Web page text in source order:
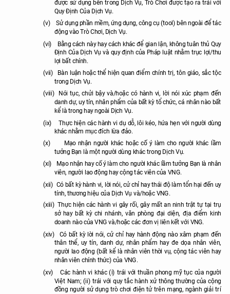
được sử dụng bên trong Dịch Vụ, Trò Chơiđược tạo ra trái với
Quy Định Của Dịch Vụ.
(v)
Sử dụng phần mềm, ứng dụng, công cụ (tool) bên ngoài để tác
động vào Trò Chơi, Dịch Vụ.
(vi)
Bằng cách này hay cách khác để gian lận, không tuân thủ Quy
Định Của Dịch Vụ và quy định của Pháp luật nhằm trục lợi/thu
lợi bất chính.
(vii)
Bàn luận hoặc thể hiện quan điểm chính trị, tôn giáo, sắc tộc
trong Dịch Vụ.
(viii)
Nói tục, chửi bậy và/hoặc có hành vi, lời nói xúc phạm đến
danh dự, uy tín, nhân phẩm của bất kỳ tổ chức, cá nhân nào bất
kể là trong hay ngoài Dịch Vụ.
(ix)
Thực hiện các hành vi dụ dỗ, lôi kéo, hứa hẹn với người dùng
khác nhằm mục đích lừa đảo.
(x)
Mạo nhận người khác hoặc cố ý làm cho người khác lầm
tưởng Bạn là một người dùng khác trong Dịch Vụ.
(xi)
Mạo nhận hay cố ý làm cho người khác lầm tưởng Bạn là nhân
viên, người lao động hay cộng tác viên của VNG.
(xii) Có bất kỳ hành vi, lời nói, cử chỉ hay thái độ làm tổn hại đến uy
tính, thương hiệu của Dịch Vụ và/hoặc VNG.
(xiii) Thực hiện các hành vi gây rối, gây mất an ninh trật tự tại trụ
sở hay bất kỳ chi nhánh, văn phòng đại diện, địa điểm kinh
doanh nào của VNG và/hoặc các đơn vị liên kết với VNG.
(xiv)
Có bất kỳ lời nói, cử chỉ hay hành động nào xâm phạm đến
thân thể, uy tín, danh dự, nhân phẩm hay đe dọa nhân viên,
người lao động (bất kể là nhân viên thời vụ, cộng tác viên hay
nhân viên chính thức) của VNG.
(xv)
Các hành vi khác (i) trái với thuần phong mỹ tục của người
Việt Nam; (ii) trái với quy tắc hành xử thông thường của cộng
đồng người sử dụng trò chơi điện tử trên mạng, ngành giải trí